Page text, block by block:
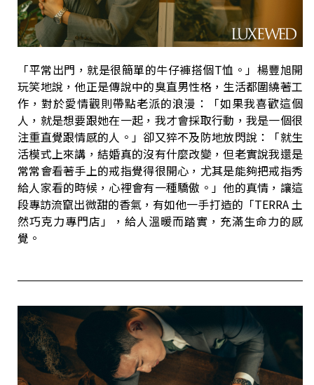
「平常出門，就是很簡單的牛仔褲搭個T恤。」楊豐旭開
玩笑地說，他正是傳說中的臭直男性格，生活都圍繞著工
作，對於愛情觀則帶點老派的浪漫：「如果我喜歡這個
人，就是想要跟她在一起，我才會採取行動，我是一個很
注重直覺跟情感的人。」卻又猝不及防地放閃說：「就生
活模式上來講，結婚真的沒有什麼改變，但老實說我還是
常常會看著手上的戒指覺得很開心，尤其是能夠把戒指秀
給人家看的時候，心裡會有一種驕傲。」他的真情，讓這
段專訪流竄出微甜的香氣，有如他一手打造的「TERRA 土
然巧克力專門店」，給人溫暖而踏實，充滿生命力的感
覺。